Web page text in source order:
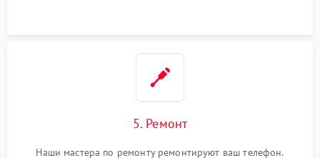
5. Ремонт
Наши мастера по ремонту ремонтируют ваш телефон.